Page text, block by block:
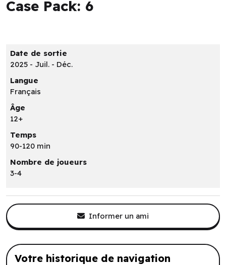
Case Pack: 6
Date de sortie
2025 - Juil. - Déc.
Langue
Français
Âge
12+
Temps
90-120 min
Nombre de joueurs
3-4
Informer un ami
Votre historique de navigation